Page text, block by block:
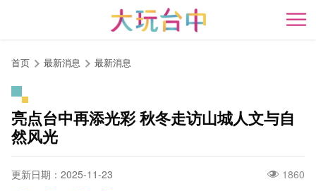
开
首页 最新消息 最新消息
亮点台中再添光彩 秋冬走访山城人文与自
然风光
更新日期：2025-11-23 1860